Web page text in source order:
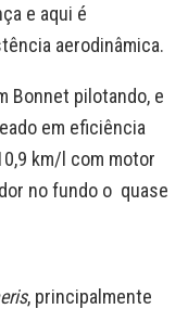
e aqui é
aerodinâmica.
Bonnet pilotando, e
em eficiência
km/l com motor
no fundo o quase
, principalmente